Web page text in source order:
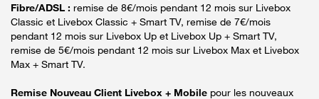
Fibre/ADSL : remise de 8€/mois pendant 12 mois sur Livebox
Classic et Livebox Classic + Smart TV, remise de 7€/mois
pendant 12 mois sur Livebox Up et Livebox Up + Smart TV,
remise de 5€/mois pendant 12 mois sur Livebox Max et Livebox
Max + Smart TV.
Remise Nouveau Client Livebox + Mobile pour les nouveaux